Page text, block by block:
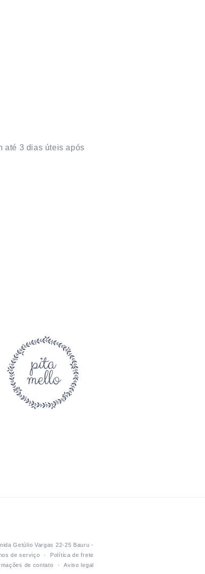
até 3 dias úteis após
Getúlio Vargas 22-25 Bauru -
de serviço
Política de frete
de contato
Aviso legal